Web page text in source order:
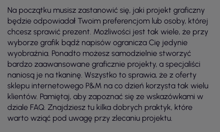
Na początku musisz zastanowić się, jaki projekt graficzny
będzie odpowiadał Twoim preferencjom lub osoby, której
chcesz sprawić prezent. Możliwości jest tak wiele, że przy
wyborze grafik bądź napisów ogranicza Cię jedynie
wyobraźnia. Ponadto możesz samodzielnie stworzyć
bardzo zaawansowane graficznie projekty, a specjaliści
naniosą je na tkaninę. Wszystko to sprawia, że z oferty
sklepu internetowego P&M na co dzień korzysta tak wielu
klientów. Pamiętaj, aby zapoznać się ze wskazówkami w
dziale FAQ. Znajdziesz tu kilka dobrych praktyk, które
warto wziąć pod uwagę przy zlecaniu projektu.